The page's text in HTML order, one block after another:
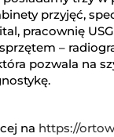
przyjęć,
pracownię
–
pozwala na
na https://